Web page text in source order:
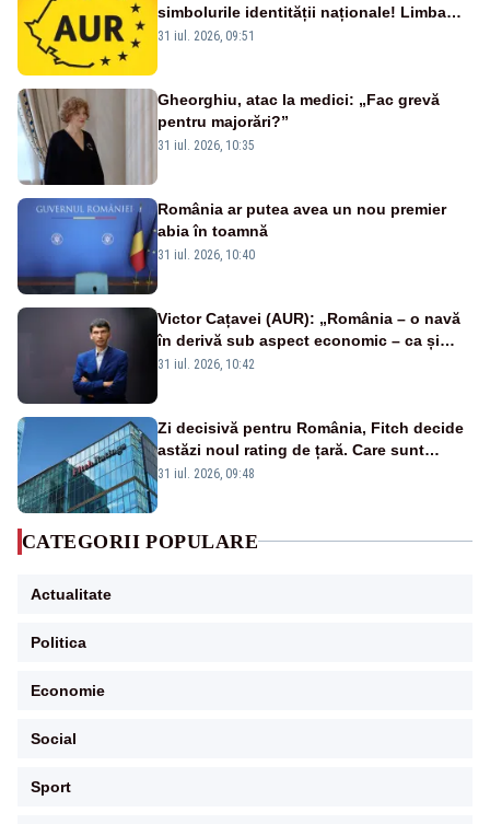
simbolurile identității naționale! Limba
română nu se economisește! Limba
31 iul. 2026, 09:51
Gheorghiu, atac la medici: „Fac grevă
pentru majorări?”
31 iul. 2026, 10:35
România ar putea avea un nou premier
abia în toamnă
31 iul. 2026, 10:40
Victor Cațavei (AUR): „România – o navă
în derivă sub aspect economic – ca și
rezultat al guvernărilor din ultimii 36 de
31 iul. 2026, 10:42
Zi decisivă pentru România, Fitch decide
astăzi noul rating de țară. Care sunt
efectele retrogradării la categoria „junk”
31 iul. 2026, 09:48
CATEGORII POPULARE
Actualitate
Politica
Economie
Social
Sport